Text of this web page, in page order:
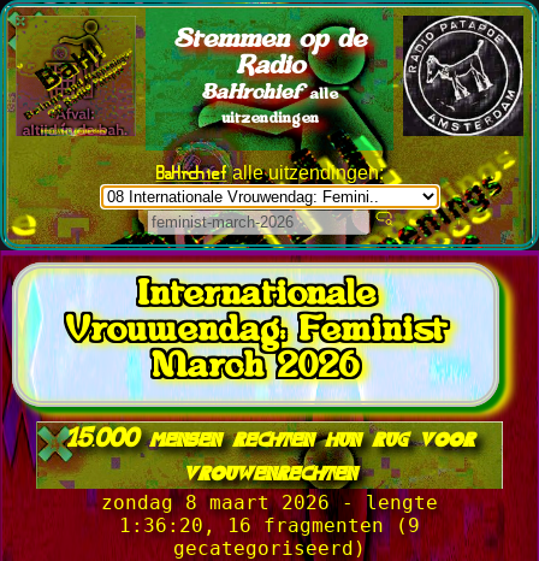
Stemmen op de
Radio
BaHrchief alle
uitzendingen
BaHrchiefalle uitzendingen:
Internationale
Vrouwendag: Feminist
March 2026
15.000 mensen rechten hun rug voor
vrouwenrechten
zondag 8 maart 2026 - lengte
1:36:20, 16 fragmenten (9
gecategoriseerd)